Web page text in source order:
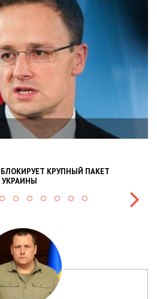
22.01.2024
НАЦПОЛІЦІЯ ЛЯКАЄ ГРОМАДЯН
СИТУАЦІЇ В РАЗІ МОБІЛІЗАЦІЇ